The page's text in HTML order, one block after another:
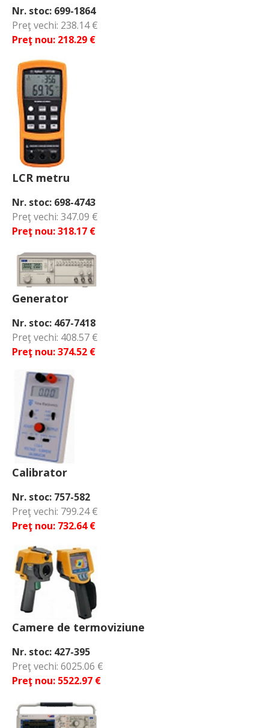
Nr. stoc: 699-1864
Preţ vechi: 238.14 €
Preţ nou: 218.29 €
LCR metru
Nr. stoc: 698-4743
Preţ vechi: 347.09 €
Preţ nou: 318.17 €
Generator
Nr. stoc: 467-7418
Preţ vechi: 408.57 €
Preţ nou: 374.52 €
Calibrator
Nr. stoc: 757-582
Preţ vechi: 799.24 €
Preţ nou: 732.64 €
Camere de termoviziune
Nr. stoc: 427-395
Preţ vechi: 6025.06 €
Preţ nou: 5522.97 €